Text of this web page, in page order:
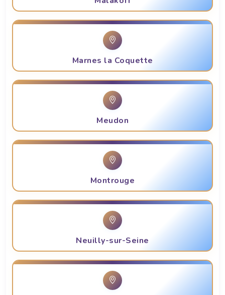
Marnes la Coquette
Meudon
Montrouge
Neuilly-sur-Seine